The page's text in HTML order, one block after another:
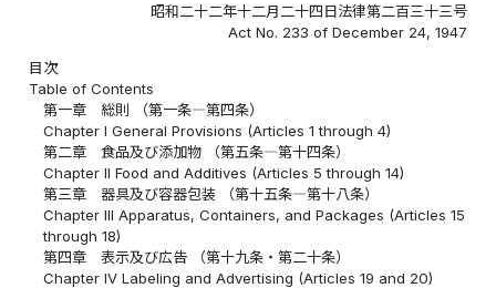
昭和二十二年十二月二十四日法律第二百三十三号
Act No. 233 of December 24, 1947
目次
Table of Contents
第一章 総則 （第一条―第四条）
Chapter I General Provisions (Articles 1 through 4)
第二章 食品及び添加物 （第五条―第十四条）
Chapter II Food and Additives (Articles 5 through 14)
第三章 器具及び容器包装 （第十五条―第十八条）
Chapter III Apparatus, Containers, and Packages (Articles 15
through 18)
第四章 表示及び広告 （第十九条・第二十条）
Chapter IV Labeling and Advertising (Articles 19 and 20)